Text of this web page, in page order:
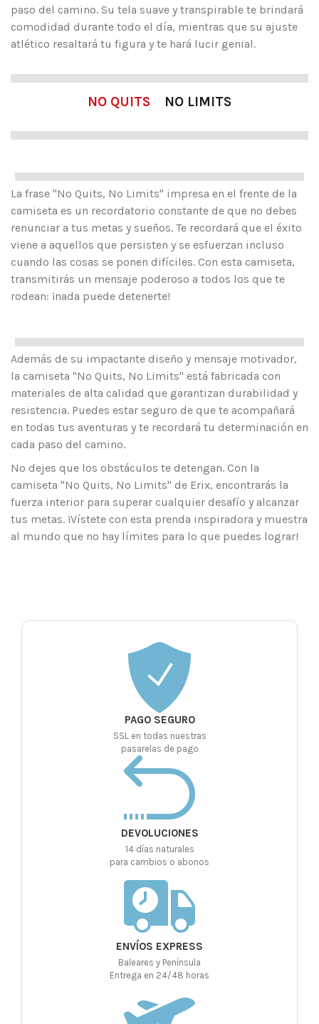
paso del camino. Su tela suave y transpirable te brindará
comodidad durante todo el día, mientras que su ajuste
atlético resaltará tu figura y te hará lucir genial.
NO QUITS NO LIMITS
La frase "No Quits, No Limits" impresa en el frente de la
camiseta es un recordatorio constante de que no debes
renunciar a tus metas y sueños. Te recordará que el éxito
viene a aquellos que persisten y se esfuerzan incluso
cuando las cosas se ponen difíciles. Con esta camiseta,
transmitirás un mensaje poderoso a todos los que te
rodean: ¡nada puede detenerte!
Además de su impactante diseño y mensaje motivador,
la camiseta "No Quits, No Limits" está fabricada con
materiales de alta calidad que garantizan durabilidad y
resistencia. Puedes estar seguro de que te acompañará
en todas tus aventuras y te recordará tu determinación en
cada paso del camino.
No dejes que los obstáculos te detengan. Con la
camiseta "No Quits, No Limits" de Erix, encontrarás la
fuerza interior para superar cualquier desafío y alcanzar
tus metas. ¡Vístete con esta prenda inspiradora y muestra
al mundo que no hay límites para lo que puedes lograr!
PAGO SEGURO
SSL en todas nuestras
pasarelas de pago
DEVOLUCIONES
14 días naturales
para cambios o abonos
ENVÍOS EXPRESS
Baleares y Península
Entrega en 24/48 horas